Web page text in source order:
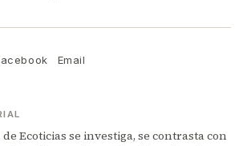
Email
Ecoticias se investiga, se contrasta con